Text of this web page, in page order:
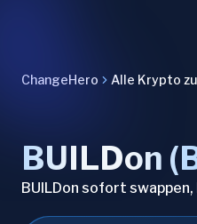
ChangeHero Alle Krypto
BUILDon
BUILDon sofort